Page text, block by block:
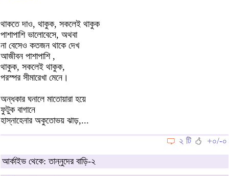
থাকতে দাও, থাকুক, সকলেই থাকুক
পাশাপাশি ভালোবেসে, অথবা
না বেসেও কতজন থাকে দেখ
আজীবন পাশাপাশি ,
থাকুক, সকলেই থাকুক,
পরস্পর সীমারেখা মেনে।
অন্ধকার ঘনালে মাতোয়ারা হয়ে
ফুটুক বাগানে
হাস্নাহেনার অকুতোভয় ঝাড়,...
২ টি
+০/-০
আর্কাইভ থেকে: তান্নুদের বাড়ি-২